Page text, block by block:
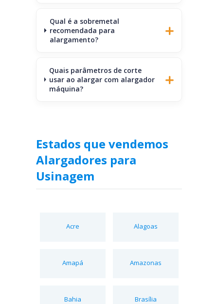
Qual é a sobremetal
recomendada para
alargamento?
Quais parâmetros de corte
usar ao alargar com alargador
máquina?
Estados que vendemos
Alargadores para
Usinagem
Acre Alagoas
Amapá Amazonas
Bahia Brasília